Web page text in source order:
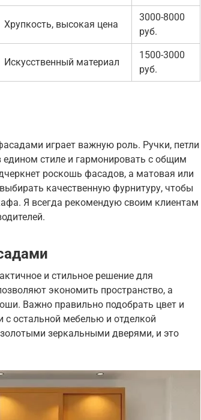
Хрупкость, высокая цена
3000-8000
руб.
Искусственный материал
1500-3000
руб.
играет важную роль. Ручки, петли
стиле и гармонировать с общим
роскошь фасадов, а матовая или
качественную фурнитуру, чтобы
Я всегда рекомендую своим клиентам
и стильное решение для
экономить пространство, а
Важно правильно подобрать цвет и
с остальной мебелью и отделкой
зеркальными дверями, и это